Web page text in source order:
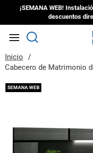
¡SEMANA WEB!
descuentos
Inicio
Cabecero de Matrimonio
SEMANA WEB
Saltar
galería